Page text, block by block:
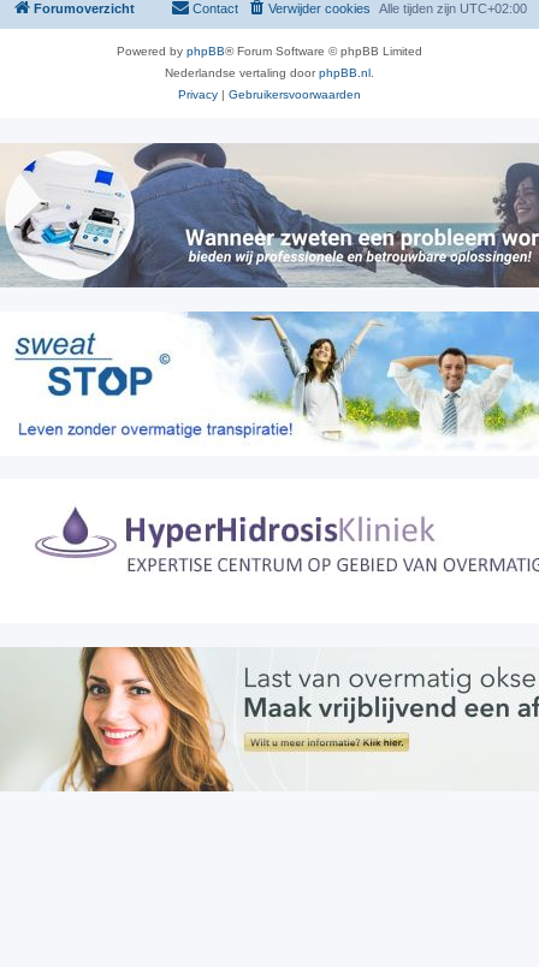
Forumoverzicht Alle tijden zijn UTC+02:00
Verwijder cookies
Contact
Powered by phpBB® Forum Software © phpBB Limited
Nederlandse vertaling doorphpBB.nl
Privacy | Gebruikersvoorwaarden